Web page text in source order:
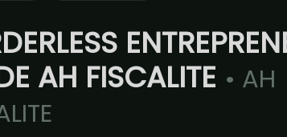
AH FISCALITE • AH